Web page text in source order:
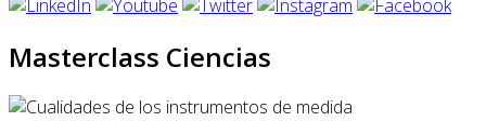
Masterclass Ciencias